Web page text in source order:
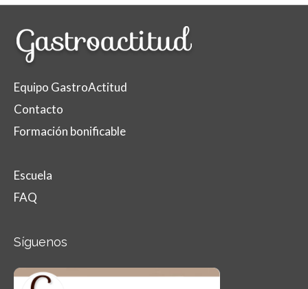
Equipo GastroActitud
Contacto
Formación bonificable
Escuela
FAQ
Síguenos